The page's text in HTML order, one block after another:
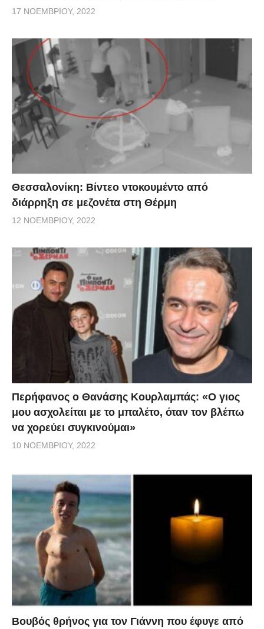
17 ΝΟΕΜΒΡΊΟΥ, 2022
Θεσσαλονίκη: Βίντεο ντοκουμέντο από
διάρρηξη σε μεζονέτα στη Θέρμη
12 ΝΟΕΜΒΡΊΟΥ, 2022
Περήφανος ο Θανάσης Κουρλαμπάς: «Ο γιος
μου ασχολείται με το μπαλέτο, όταν τον βλέπω
να χορεύει συγκινούμαι»
10 ΝΟΕΜΒΡΊΟΥ, 2022
Βουβός θρήνος για τον Γιάννη που έφυγε από